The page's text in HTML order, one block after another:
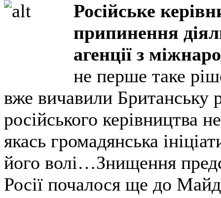
Російське
припинення
агенції з
не перше таке
вже вичавили
російського керівництва
якась громадянська
його волі…Знищення
Росії почалося ще до